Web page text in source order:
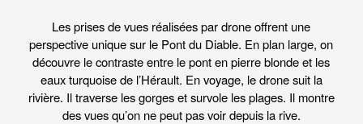
Les prises de vues réalisées par drone offrent une
perspective unique sur le Pont du Diable. En plan large, on
découvre le contraste entre le pont en pierre blonde et les
eaux turquoise de l’Hérault. En voyage, le drone suit la
rivière. Il traverse les gorges et survole les plages. Il montre
des vues qu’on ne peut pas voir depuis la rive.